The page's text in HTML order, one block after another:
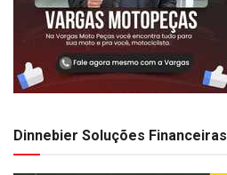
Dinnebier Soluções Financeiras